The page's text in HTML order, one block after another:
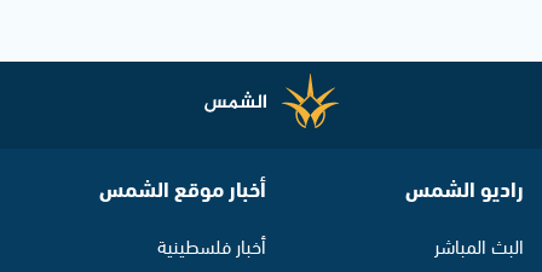
راديو الشمس
البث المباشر
أخبار موقع الشمس
أخبار فلسطينية